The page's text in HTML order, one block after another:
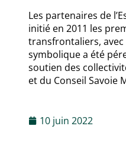
Les partenaires de
initié en 2011 les
transfrontaliers, avec
symbolique a été
soutien des
et du Conseil Savoie
10 juin 2022